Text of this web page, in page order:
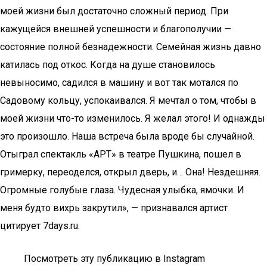
моей жизни был достаточно сложный период. При
кажущейся внешней успешности и благополучии —
состояние полной безнадежности. Семейная жизнь давно
катилась под откос. Когда на душе становилось
невыносимо, садился в машину и вот так мотался по
Садовому кольцу, успокаивался. Я мечтал о том, чтобы в
моей жизни что-то изменилось. Я желал этого! И однажды
это произошло. Наша встреча была вроде бы случайной.
Отыграл спектакль «АРТ» в театре Пушкина, пошел в
гримерку, переоделся, открыл дверь, и… Она! Нездешняя.
Огромные голубые глаза. Чудесная улыбка, ямочки. И
меня будто вихрь закрутил», — признавался артист
цитирует 7days.ru.
Посмотреть эту публикацию в Instagram